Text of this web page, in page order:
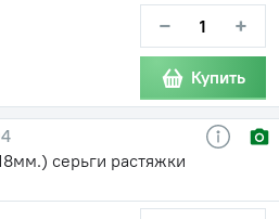
− +
Купить
серьги растяжки